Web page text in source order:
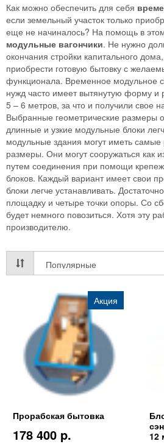
Как можно обеспечить для себя
если земельный участок только
еще не начиналось? На помощь в
модульные вагончики. Не нужно
окончания стройки капитального
приобрести готовую бытовку с
функционала. Временное модульное
нужд часто имеет вытянутую форму
5 – 6 метров, за что и получили свое
Выбранные геометрические размеры
длинные и узкие модульные блоки
модульные здания могут иметь
размеры. Они могут сооружаться как
путем соединения при помощи
блоков. Каждый вариант имеет свои
блоки легче устанавливать.
площадку и четыре точки опоры. Со
будет немного повозиться. Хотя эту
производителю.
Акция
Прорабская бытовка
178 400 p.
12